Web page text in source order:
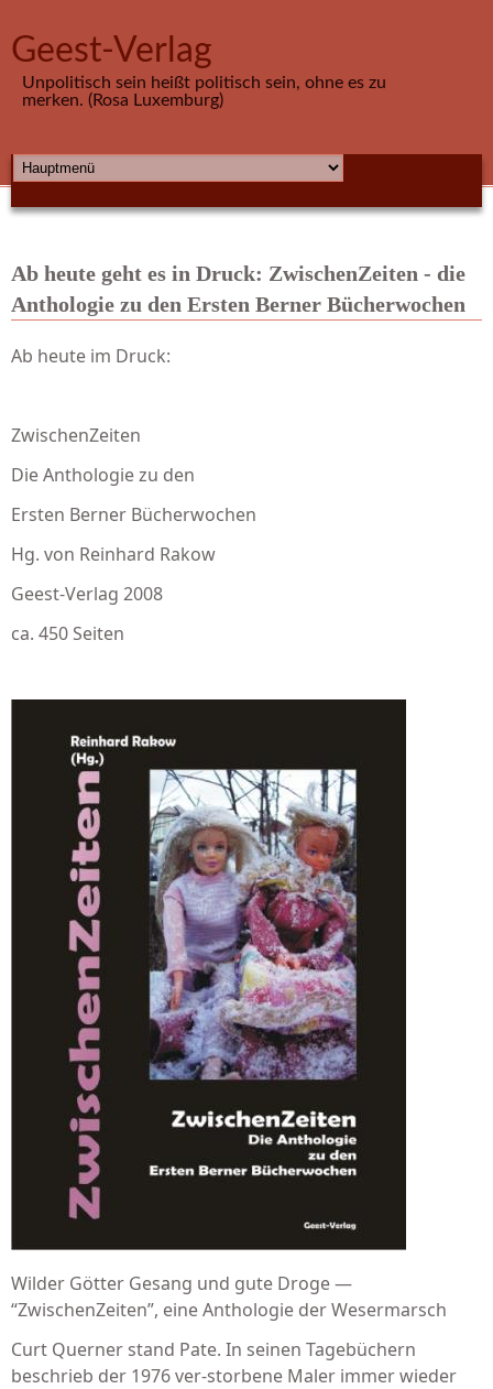
Geest-Verlag
Unpolitisch sein heißt politisch sein, ohne es zu
merken. (Rosa Luxemburg)
HAUPTMENÜ
Ab heute geht es in Druck: ZwischenZeiten - die
Anthologie zu den Ersten Berner Bücherwochen
Ab heute im Druck:
ZwischenZeiten
Die Anthologie zu den
Ersten Berner Bücherwochen
Hg. von Reinhard Rakow
Geest-Verlag 2008
ca. 450 Seiten
Wilder Götter Gesang und gute Droge —
“ZwischenZeiten”, eine Anthologie der Wesermarsch
Curt Querner stand Pate. In seinen Tagebüchern
beschrieb der 1976 ver-storbene Maler immer wieder